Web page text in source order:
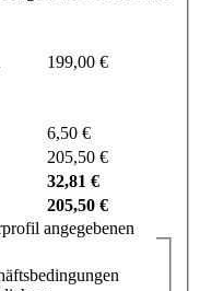
6,50 €
205,50 €
32,81 €
205,50 €
199,00 €
angegebenen